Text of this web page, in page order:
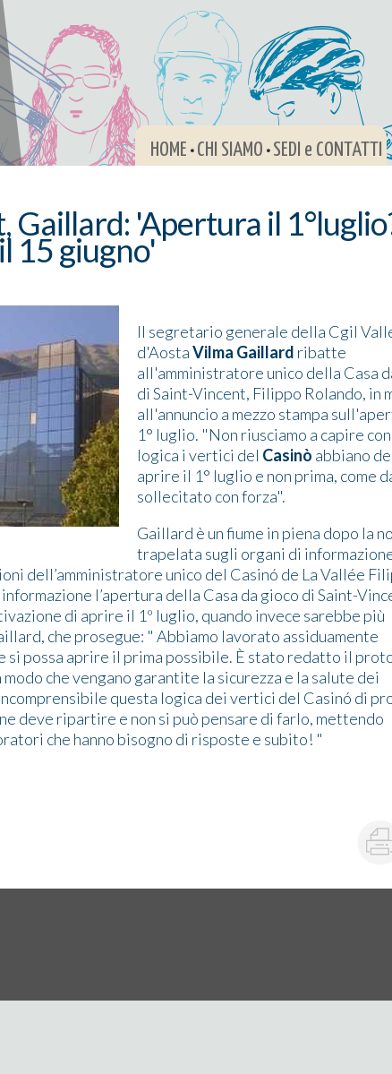
HOME • CHI SIAMO • SEDI e CONTATTI
Gaillard: 'Apertura il
15 giugno'
Il segretario generale della Cgil
d'AostaVilma Gaillard ribatte
all'amministratore unico della Casa
di Saint-Vincent, Filippo Rolando, in
all'annuncio a mezzo stampa
1° luglio. "Non riusciamo a capire
logica i vertici del Casinò abbiano
aprire il 1° luglio e non prima, come
sollecitato con forza".
Gaillard è un fiume in piena dopo la
trapelata sugli organi di
dell’amministratore unico del Casinó de La Vallée
l’apertura della Casa da gioco di Saint-
di aprire il 1º luglio, quando invece sarebbe più
che prosegue: " Abbiamo lavorato assiduamente
si possa aprire il prima possibile. È stato redatto il
che vengano garantite la sicurezza e la salute dei
questa logica dei vertici del Casinó di
deve ripartire e non si può pensare di farlo, mettendo
che hanno bisogno di risposte e subito! "